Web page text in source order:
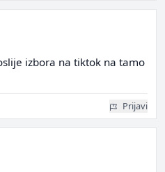
izbora na tiktok na tamo
Prijavi